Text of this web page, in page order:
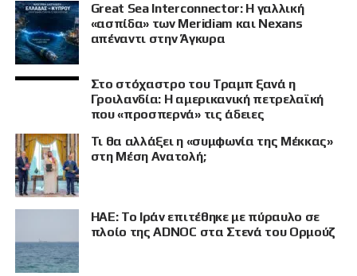
Great Sea Interconnector: Η γαλλική
«ασπίδα» των Meridiam και Nexans
απέναντι στην Άγκυρα
Στο στόχαστρο του Τραμπ ξανά η
Γροιλανδία: Η αμερικανική πετρελαϊκή
που «προσπερνά» τις άδειες
Τι θα αλλάξει η «συμφωνία της Μέκκας»
στη Μέση Ανατολή;
ΗΑΕ: Το Ιράν επιτέθηκε με πύραυλο σε
πλοίο της ADNOC στα Στενά του Ορμούζ